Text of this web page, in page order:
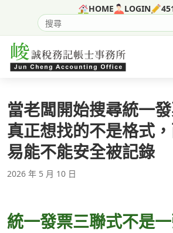
HOME LOGIN
搜尋網站內容
當老闆開始搜尋統一
真正想找的不是格式
易能不能安全被記錄
2026 年 5 月 10 日
統一發票三聯式不是